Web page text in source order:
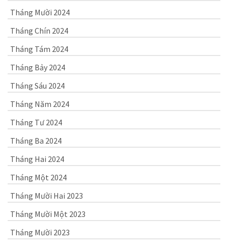
Tháng Mười 2024
Tháng Chín 2024
Tháng Tám 2024
Tháng Bảy 2024
Tháng Sáu 2024
Tháng Năm 2024
Tháng Tư 2024
Tháng Ba 2024
Tháng Hai 2024
Tháng Một 2024
Tháng Mười Hai 2023
Tháng Mười Một 2023
Tháng Mười 2023